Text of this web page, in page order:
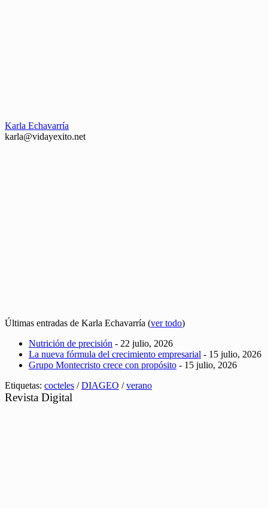
Karla Echavarría
karla@vidayexito.net
Últimas entradas de Karla Echavarría (ver todo)
Nutrición de precisión - 22 julio, 2026
La nueva fórmula del crecimiento empresarial - 15 julio, 2026
Grupo Montecristo crece con propósito - 15 julio, 2026
Etiquetas: cocteles /DIAGEO /verano
Revista Digital